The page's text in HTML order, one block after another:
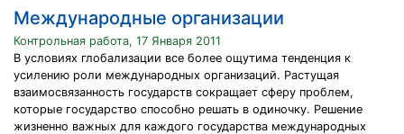
Международные организации
Контрольная работа, 17 Января 2011
В условиях глобализации все более ощутима тенденция к
усилению роли международных организаций. Растущая
взаимосвязанность государств сокращает сферу проблем,
которые государство способно решать в одиночку. Решение
жизненно важных для каждого государства международных